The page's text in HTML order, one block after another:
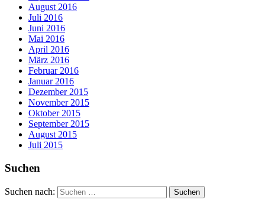
August 2016
Juli 2016
Juni 2016
Mai 2016
April 2016
März 2016
Februar 2016
Januar 2016
Dezember 2015
November 2015
Oktober 2015
September 2015
August 2015
Juli 2015
Suchen
Suchen nach: